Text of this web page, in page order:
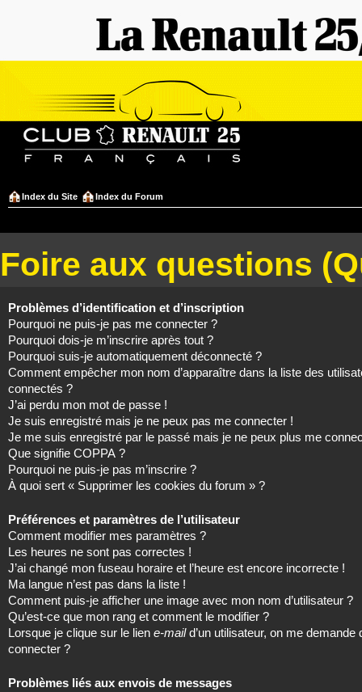
Index du Site Index du Forum
Foire aux questions
Problèmes d’identification et d’inscription
Pourquoi ne puis-je pas me connecter ?
Pourquoi dois-je m’inscrire après tout ?
Pourquoi suis-je automatiquement déconnecté ?
Comment empêcher mon nom d’apparaître dans la liste des
connectés ?
J’ai perdu mon mot de passe !
Je suis enregistré mais je ne peux pas me connecter !
Je me suis enregistré par le passé mais je ne peux plus me
Que signifie COPPA ?
Pourquoi ne puis-je pas m’inscrire ?
À quoi sert « Supprimer les cookies du forum » ?
Préférences et paramètres de l’utilisateur
Comment modifier mes paramètres ?
Les heures ne sont pas correctes !
J’ai changé mon fuseau horaire et l’heure est encore incorrecte !
Ma langue n’est pas dans la liste !
Comment puis-je afficher une image avec mon nom d’utilisateur ?
Qu’est-ce que mon rang et comment le modifier ?
Lorsque je clique sur le lien e-maild’un utilisateur, on me demande
connecter ?
Problèmes liés aux envois de messages